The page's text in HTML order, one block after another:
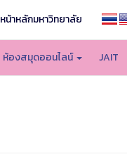
หน้าหลักมหาวิทยาลัย
ห้องสมุดออนไลน์ JAIT